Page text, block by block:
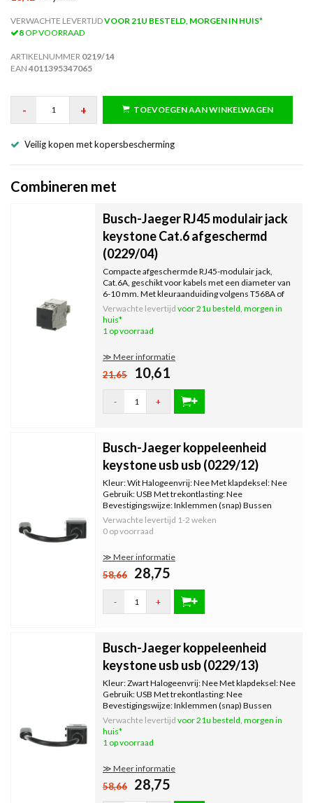
VERWACHTE LEVERTIJDVOOR 21U BESTELD, MORGEN IN HUIS*
8OP VOORRAAD
ARTIKELNUMMER 0219/14
EAN 4011395347065
- + TOEVOEGEN AAN WINKELWAGEN
Veilig kopen met kopersbescherming
Combineren met
Busch-Jaeger RJ45 modulair jack
keystone Cat.6 afgeschermd
(0229/04)
Compacte afgeschermde RJ45-modulair jack,
Cat.6A, geschikt voor kabels met een diameter van
6-10 mm. Met kleuraanduiding volgens T568A of
T568B.
Verwachte levertijd voor 21u besteld, morgen in
huis*
1 op voorraad
≫ Meer informatie
21,65 10,61
- +
Busch-Jaeger koppeleenheid
keystone usb usb (0229/12)
Kleur: Wit Halogeenvrij: Nee Met klapdeksel: Nee
Gebruik: USB Met trekontlasting: Nee
Bevestigingswijze: Inklemmen (snap) Bussen
afgeschermd: Nee Afgeschermde behuizing: Nee
Met verlichting: Nee Kroonsteen: Nee Met
stofbescherming: Nee Met opdruk: Nee In
Verwachte levertijd 1-2 weken
0 op voorraad
≫ Meer informatie
58,66 28,75
- +
Busch-Jaeger koppeleenheid
keystone usb usb (0229/13)
Kleur: Zwart Halogeenvrij: Nee Met klapdeksel: Nee
Gebruik: USB Met trekontlasting: Nee
Bevestigingswijze: Inklemmen (snap) Bussen
afgeschermd: Nee Afgeschermde behuizing: Nee
Met verlichting: Nee Kroonsteen: Nee Met
stofbescherming: Nee Met opdruk: Nee
Verwachte levertijd voor 21u besteld, morgen in
huis*
1 op voorraad
≫ Meer informatie
58,66 28,75